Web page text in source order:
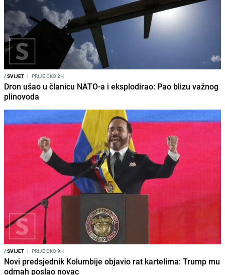
/SVIJET I PRIJE OKO 2H
Dron ušao u članicu NATO-a i eksplodirao: Pao blizu važnog
plinovoda
/SVIJET I PRIJE OKO 9H
Novi predsjednik Kolumbije objavio rat kartelima: Trump mu
odmah poslao novac